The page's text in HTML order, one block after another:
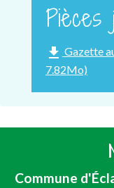
Pièces
file_download Gazette
7.82Mo)
Commune